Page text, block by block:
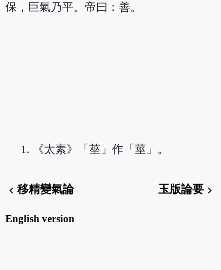
保，巨氣乃平。帝曰：善。
《太素》「莝」作「莖」。
chevron_left移精變氣論 玉版論要chevron_right
English version